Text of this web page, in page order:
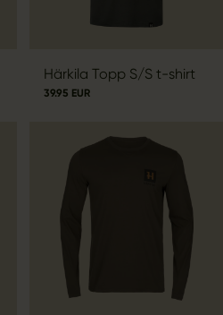
Härkila Topp S/S t-shirt
39.95 EUR